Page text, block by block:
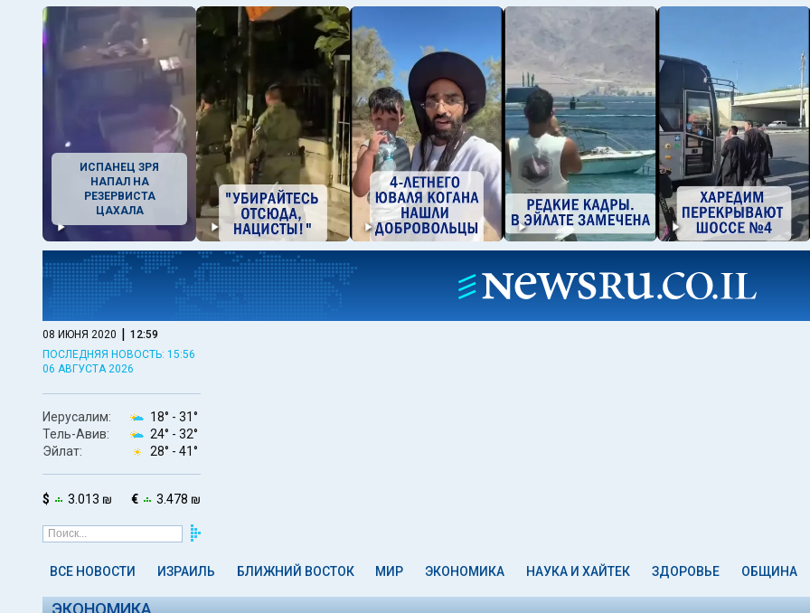
ИСПАНЕЦ ЗРЯ
НАПАЛ НА
РЕЗЕРВИСТА
ЦАХАЛА
08 ИЮНЯ 2020 | 12:59
ПОСЛЕДНЯЯ НОВОСТЬ: 15:56
06 АВГУСТА 2026
Иерусалим: 18° - 31°
Тель-Авив:
24° - 32°
Эйлат:
28° - 41°
$ 3.013 ₪ € 3.478 ₪
ВСЕ НОВОСТИ ИЗРАИЛЬ БЛИЖНИЙ ВОСТОК МИР ЭКОНОМИКА НАУКА И ХАЙТЕК ЗДОРОВЬЕ ОБЩИНА
ЭКОНОМИКА